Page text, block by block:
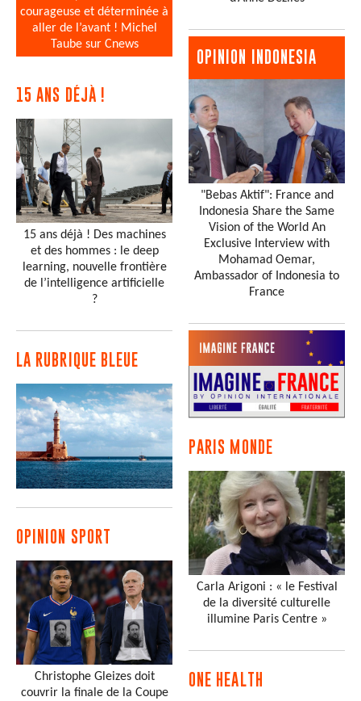
courageuse et déterminée à
aller de l’avant ! Michel
Taube sur Cnews
15 ANS DÉJÀ !
15 ans déjà ! Des machines
et des hommes : le deep
learning, nouvelle frontière
de l’intelligence artificielle
?
LA RUBRIQUE BLEUE
OPINION SPORT
Christophe Gleizes doit
couvrir la finale de la Coupe
OPINION INDONESIA
"Bebas Aktif": France and
Indonesia Share the Same
Vision of the World An
Exclusive Interview with
Mohamad Oemar,
Ambassador of Indonesia to
France
PARIS MONDE
Carla Arigoni : « le Festival
de la diversité culturelle
illumine Paris Centre »
ONE HEALTH